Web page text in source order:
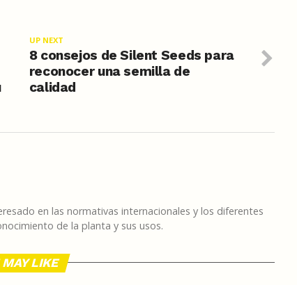
UP NEXT
8 consejos de Silent Seeds para
reconocer una semilla de
calidad
en las normativas internacionales y los diferentes
de la planta y sus usos.
MAY LIKE